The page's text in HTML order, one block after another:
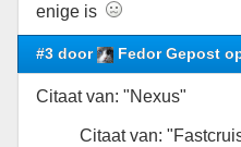
enige is
#3 door Fedor Gepost
Citaat van: "Nexus"
Citaat van: